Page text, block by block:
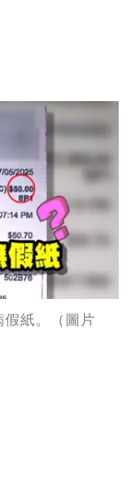
假紙。（圖片